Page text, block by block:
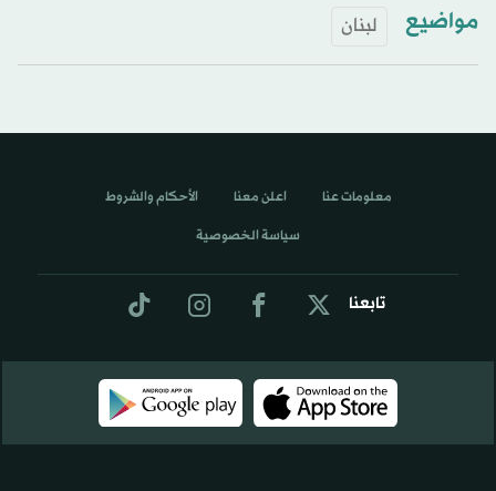
مواضيع لبنان
تابعنا
معلومات عنا اعلن معنا الأحكام والشروط
سياسة الخصوصية